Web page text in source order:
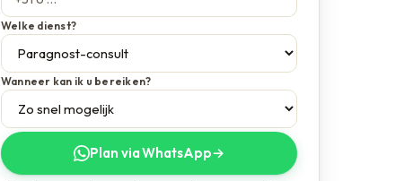
Welke dienst?
Wanneer kan ik u bereiken?
Plan via WhatsApp→